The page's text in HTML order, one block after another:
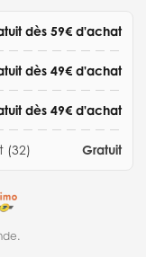
dès 59€ d'achat
dès 49€ d'achat
dès 49€ d'achat
(32) Gratuit